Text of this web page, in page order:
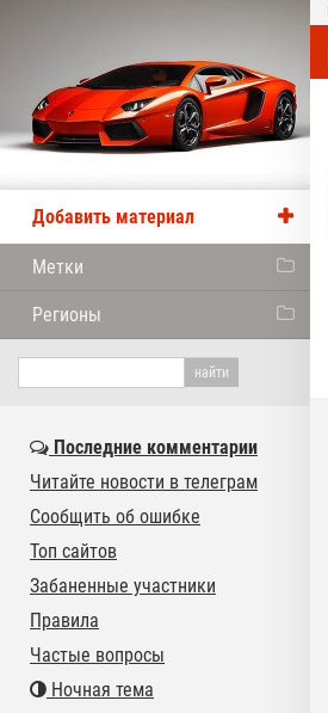
Добавить материал
Метки
Регионы
Последние комментарии
Читайте новости в телеграм
Сообщить об ошибке
Топ сайтов
Забаненные участники
Правила
Частые вопросы
Ночная тема